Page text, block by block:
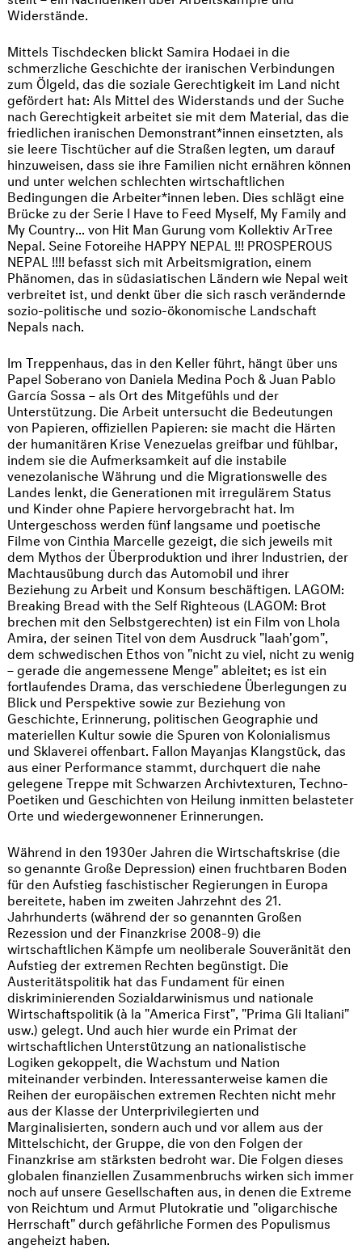
Widerstände.
Mittels Tischdecken blickt Samira Hodaei in die
schmerzliche Geschichte der iranischen Verbindungen
zum Ölgeld, das die soziale Gerechtigkeit im Land nicht
gefördert hat: Als Mittel des Widerstands und der Suche
nach Gerechtigkeit arbeitet sie mit dem Material, das die
friedlichen iranischen Demonstrant*innen einsetzten, als
sie leere Tischtücher auf die Straßen legten, um darauf
hinzuweisen, dass sie ihre Familien nicht ernähren können
und unter welchen schlechten wirtschaftlichen
Bedingungen die Arbeiter*innen leben. Dies schlägt eine
Brücke zu der Serie I Have to Feed Myself, My Family and
My Country... von Hit Man Gurung vom Kollektiv ArTree
Nepal. Seine Fotoreihe HAPPY NEPAL !!! PROSPEROUS
NEPAL !!!! befasst sich mit Arbeitsmigration, einem
Phänomen, das in südasiatischen Ländern wie Nepal weit
verbreitet ist, und denkt über die sich rasch verändernde
sozio-politische und sozio-ökonomische Landschaft
Nepals nach.
Im Treppenhaus, das in den Keller führt, hängt über uns
Papel Soberano von Daniela Medina Poch & Juan Pablo
García Sossa – als Ort des Mitgefühls und der
Unterstützung. Die Arbeit untersucht die Bedeutungen
von Papieren, offiziellen Papieren: sie macht die Härten
der humanitären Krise Venezuelas greifbar und fühlbar,
indem sie die Aufmerksamkeit auf die instabile
venezolanische Währung und die Migrationswelle des
Landes lenkt, die Generationen mit irregulärem Status
und Kinder ohne Papiere hervorgebracht hat. Im
Untergeschoss werden fünf langsame und poetische
Filme von Cinthia Marcelle gezeigt, die sich jeweils mit
dem Mythos der Überproduktion und ihrer Industrien, der
Machtausübung durch das Automobil und ihrer
Beziehung zu Arbeit und Konsum beschäftigen. LAGOM:
Breaking Bread with the Self Righteous (LAGOM: Brot
brechen mit den Selbstgerechten) ist ein Film von Lhola
Amira, der seinen Titel von dem Ausdruck "laah'gom",
dem schwedischen Ethos von "nicht zu viel, nicht zu wenig
– gerade die angemessene Menge" ableitet; es ist ein
fortlaufendes Drama, das verschiedene Überlegungen zu
Blick und Perspektive sowie zur Beziehung von
Geschichte, Erinnerung, politischen Geographie und
materiellen Kultur sowie die Spuren von Kolonialismus
und Sklaverei offenbart. Fallon Mayanjas Klangstück, das
aus einer Performance stammt, durchquert die nahe
gelegene Treppe mit Schwarzen Archivtexturen, Techno-
Poetiken und Geschichten von Heilung inmitten belasteter
Orte und wiedergewonnener Erinnerungen.
Während in den 1930er Jahren die Wirtschaftskrise (die
so genannte Große Depression) einen fruchtbaren Boden
für den Aufstieg faschistischer Regierungen in Europa
bereitete, haben im zweiten Jahrzehnt des 21.
Jahrhunderts (während der so genannten Großen
Rezession und der Finanzkrise 2008-9) die
wirtschaftlichen Kämpfe um neoliberale Souveränität den
Aufstieg der extremen Rechten begünstigt. Die
Austeritätspolitik hat das Fundament für einen
diskriminierenden Sozialdarwinismus und nationale
Wirtschaftspolitik (à la "America First", "Prima Gli Italiani"
usw.) gelegt. Und auch hier wurde ein Primat der
wirtschaftlichen Unterstützung an nationalistische
Logiken gekoppelt, die Wachstum und Nation
miteinander verbinden. Interessanterweise kamen die
Reihen der europäischen extremen Rechten nicht mehr
aus der Klasse der Unterprivilegierten und
Marginalisierten, sondern auch und vor allem aus der
Mittelschicht, der Gruppe, die von den Folgen der
Finanzkrise am stärksten bedroht war. Die Folgen dieses
globalen finanziellen Zusammenbruchs wirken sich immer
noch auf unsere Gesellschaften aus, in denen die Extreme
von Reichtum und Armut Plutokratie und "oligarchische
Herrschaft" durch gefährliche Formen des Populismus
angeheizt haben.